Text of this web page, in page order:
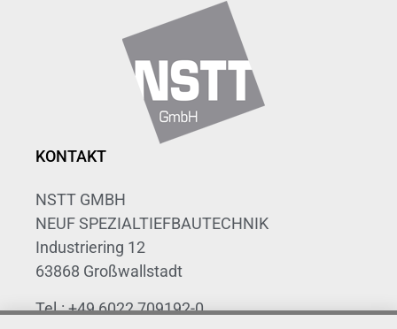
KONTAKT
NSTT GMBH
NEUF SPEZIALTIEFBAUTECHNIK
Industriering 12
63868 Großwallstadt
Tel.: +49 6022 709192-0